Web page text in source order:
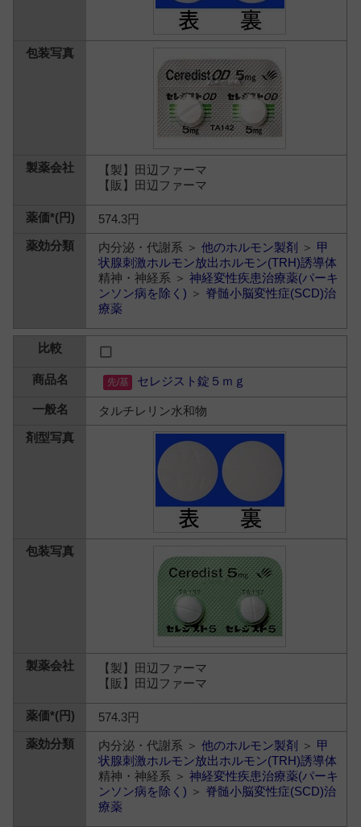
【製】田辺ファーマ
【販】田辺ファーマ
574.3円
内分泌・代謝系 ＞他のホルモン製剤 ＞ 甲
状腺刺激ホルモン放出ホルモン(TRH)誘導体
精神・神経系 ＞神経変性疾患治療薬(パーキ
ンソン病を除く) ＞ 脊髄小脳変性症(SCD)治
療薬
セレジスト錠５ｍｇ
タルチレリン水和物
【製】田辺ファーマ
【販】田辺ファーマ
574.3円
内分泌・代謝系 ＞他のホルモン製剤 ＞ 甲
状腺刺激ホルモン放出ホルモン(TRH)誘導体
精神・神経系 ＞神経変性疾患治療薬(パーキ
ンソン病を除く) ＞ 脊髄小脳変性症(SCD)治
療薬